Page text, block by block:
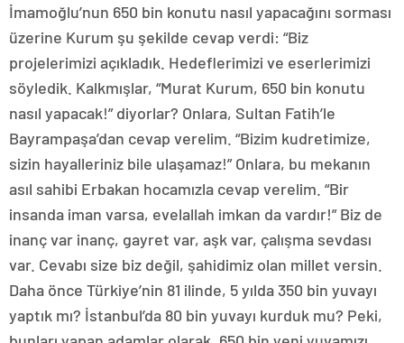
İmamoğlu’nun 650 bin konutu nasıl yapacağını sorması
üzerine Kurum şu şekilde cevap verdi: “Biz
projelerimizi açıkladık. Hedeflerimizi ve eserlerimizi
söyledik. Kalkmışlar, “Murat Kurum, 650 bin konutu
nasıl yapacak!” diyorlar? Onlara, Sultan Fatih’le
Bayrampaşa’dan cevap verelim. “Bizim kudretimize,
sizin hayalleriniz bile ulaşamaz!” Onlara, bu mekanın
asıl sahibi Erbakan hocamızla cevap verelim. “Bir
insanda iman varsa, evelallah imkan da vardır!” Biz de
inanç var inanç, gayret var, aşk var, çalışma sevdası
var. Cevabı size biz değil, şahidimiz olan millet versin.
Daha önce Türkiye’nin 81 ilinde, 5 yılda 350 bin yuvayı
yaptık mı? İstanbul’da 80 bin yuvayı kurduk mu? Peki,